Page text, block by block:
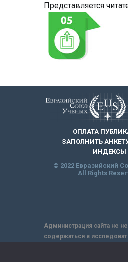
Представляется
ОПЛАТА
ЗАПОЛНИТЬ
ИНДЕКСЫ
© 2022 Евразийский
All Rights
Администрация сайта не
содержаться в